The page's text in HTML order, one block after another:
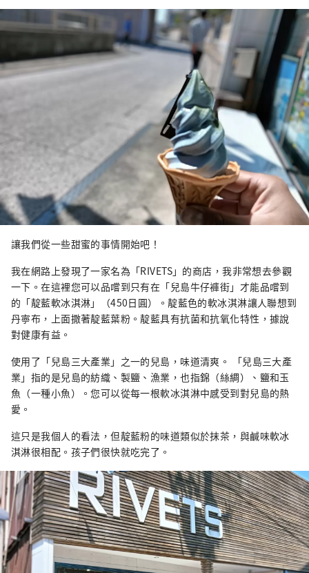
讓我們從一些甜蜜的事情開始吧！
我在網路上發現了一家名為「RIVETS」的商店，我非常想去參觀
一下。在這裡您可以品嚐到只有在「兒島牛仔褲街」才能品嚐到
的「靛藍軟冰淇淋」（450日圓）。靛藍色的軟冰淇淋讓人聯想到
丹寧布，上面撒著靛藍葉粉。靛藍具有抗菌和抗氧化特性，據說
對健康有益。
使用了「兒島三大產業」之一的兒島，味道清爽。 「兒島三大產
業」指的是兒島的紡織、製鹽、漁業，也指錦（絲綢）、鹽和玉
魚（一種小魚）。您可以從每一根軟冰淇淋中感受到對兒島的熱
愛。
這只是我個人的看法，但靛藍粉的味道類似於抹茶，與鹹味軟冰
淇淋很相配。孩子們很快就吃完了。